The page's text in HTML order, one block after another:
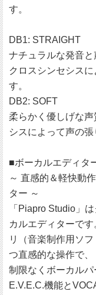
す。
DB1: STRAIGHT
ナチュラルな発音と
クロスシンセシス
す。
DB2: SOFT
柔らかく優しげな
シスによって声の張
■ボーカルエディタ
～ 直感的＆軽快動
ター ～
「Piapro Studio」
カルエディターで
リ（音楽制作用ソ
つ直感的な操作で
制限なくボーカル
E.V.E.C.機能と